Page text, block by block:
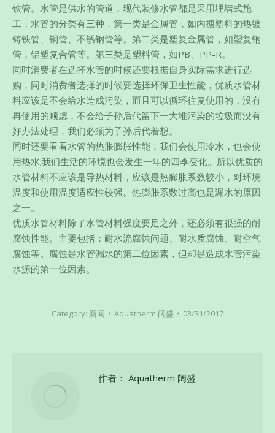
铁管。水管是供水的管道，现代装修水管都是采用埋墙式施
工，水管的分类有三种，第一类是金属管，如内搪塑料的热镀
铸铁管、铜管、不锈钢管等。第二类是塑复金属管，如塑复钢
管，铝塑复合管等。第三类是塑料管，如PB、PP-R。
同时消费者在选择水管的时候还要根据自身实际需求进行选
购，同时消费者选择的时候要选择环保卫生性能，优质水管材
料应该是不会给水造成污染，而且可以循环往复使用的，没有
再使用的顾虑，不会给子孙后代留下一大堆污染的垃圾而没有
好办法处理，我们必须为子孙后代着想。
同时还要看看水管的热胀膨胀性能，我们会使用冷水，也会使
用热水;我们生活的环境也会发生一年的四季变化。所以优质的
水管材料不应该是导热材料，应该是热膨胀系数较小，对环境
温度和使用温度适应性较强。热膨胀系数过高也是漏水的原因
之一。
优质水管材料除了水管材料强度要足之外，还必须有很强的耐
腐蚀性能。主要包括：耐水流腐蚀问题、耐水质腐蚀、耐空气
腐蚀等。腐蚀是水管漏水的第二位因素，但却是造成水管污染
水源的第一位因素。
Category: 新闻 Aquatherm 阔盛 03/31/2017
作者： Aquatherm 阔盛